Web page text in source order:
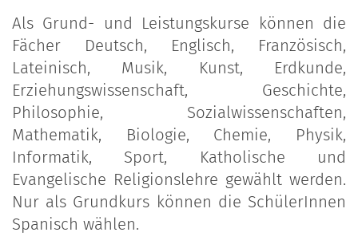
Als Grund- und Leistungskurse können die
Fächer Deutsch, Englisch, Französisch,
Lateinisch, Musik, Kunst, Erdkunde,
Erziehungswissenschaft, Geschichte,
Philosophie, Sozialwissenschaften,
Mathematik, Biologie, Chemie, Physik,
Informatik, Sport, Katholische und
Evangelische Religionslehre gewählt werden.
Nur als Grundkurs können die SchülerInnen
Spanisch wählen.